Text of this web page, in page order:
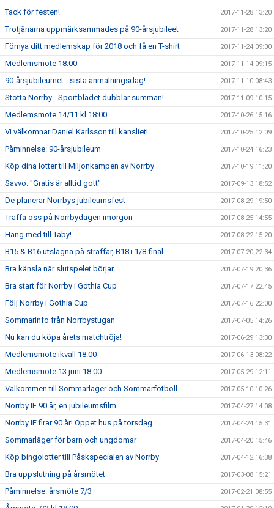
Tack för festen! 2017-11-28 13:20
Trotjänarna uppmärksammades på 90-årsjubileet 2017-11-28 13:20
Förnya ditt medlemskap för 2018 och få en T-shirt 2017-11-24 09:00
Medlemsmöte 18:00 2017-11-14 09:15
90-årsjubileumet - sista anmälningsdag! 2017-11-10 08:43
Stötta Norrby - Sportbladet dubblar summan! 2017-11-09 10:15
Medlemsmöte 14/11 kl 18:00 2017-10-26 15:16
Vi välkomnar Daniel Karlsson till kansliet! 2017-10-25 12:09
Påminnelse: 90-årsjubileum 2017-10-24 16:23
Köp dina lotter till Miljonkampen av Norrby 2017-10-19 11:20
Savvo: "Gratis är alltid gott" 2017-09-13 18:52
De planerar Norrbys jubileumsfest 2017-08-29 19:50
Träffa oss på Norrbydagen imorgon 2017-08-25 14:55
Häng med till Täby! 2017-08-22 15:20
B15 & B16 utslagna på straffar, B18 i 1/8-final 2017-07-20 22:34
Bra känsla när slutspelet börjar 2017-07-19 20:36
Bra start för Norrby i Gothia Cup 2017-07-17 22:45
Följ Norrby i Gothia Cup 2017-07-16 22:00
Sommarinfo från Norrbystugan 2017-07-05 14:26
Nu kan du köpa årets matchtröja! 2017-06-29 13:30
Medlemsmöte ikväll 18:00 2017-06-13 08:22
Medlemsmöte 13 juni 18:00 2017-05-29 12:11
Välkommen till Sommarläger och Sommarfotboll 2017-05-10 10:26
Norrby IF 90 år, en jubileumsfilm 2017-04-27 14:08
Norrby IF firar 90 år! Öppet hus på torsdag 2017-04-24 15:31
Sommarläger för barn och ungdomar 2017-04-20 15:46
Köp bingolotter till Påskspecialen av Norrby 2017-04-12 16:38
Bra uppslutning på årsmötet 2017-03-08 15:21
Påminnelse: årsmöte 7/3 2017-02-21 08:55